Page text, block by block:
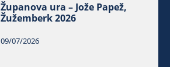
Županova ura – Jože Papež,
Žužemberk 2026
09/07/2026